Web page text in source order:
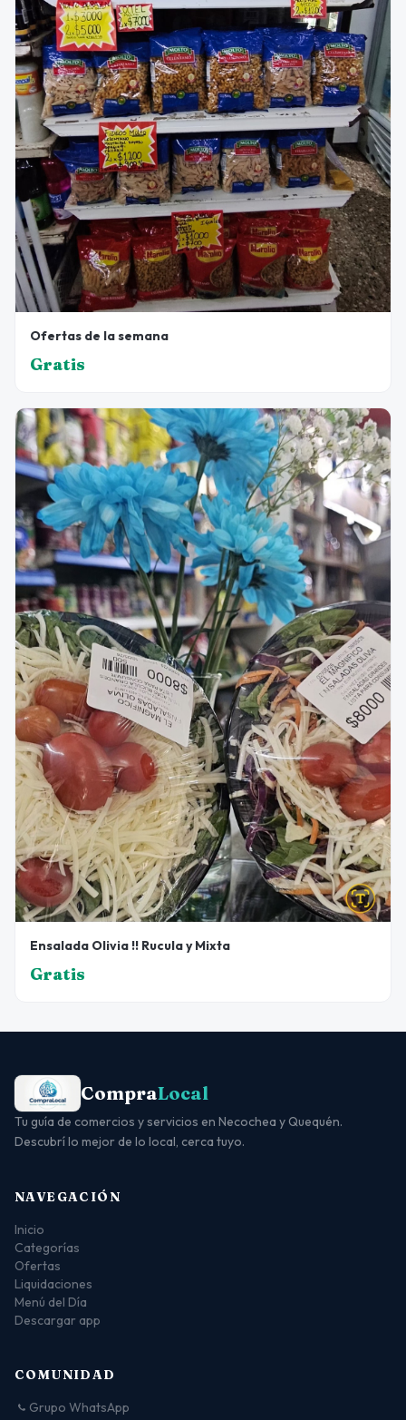
Ofertas de la semana
Gratis
Ensalada Olivia !! Rucula y Mixta
Gratis
CompraLocal
Tu guía de comercios y servicios en Necochea y Quequén.
Descubrí lo mejor de lo local, cerca tuyo.
NAVEGACIÓN
Inicio
Categorías
Ofertas
Liquidaciones
Menú del Día
Descargar app
COMUNIDAD
Grupo WhatsApp